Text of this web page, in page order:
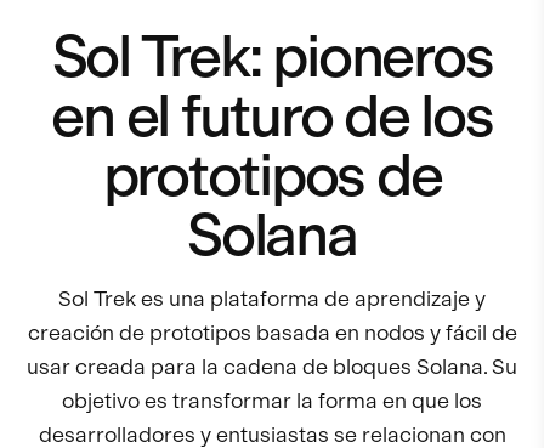
Sol Trek: pioneros
en el futuro de los
prototipos de
Solana
Sol Trek es una plataforma de aprendizaje y
creación de prototipos basada en nodos y fácil de
usar creada para la cadena de bloques Solana. Su
objetivo es transformar la forma en que los
desarrolladores y entusiastas se relacionan con